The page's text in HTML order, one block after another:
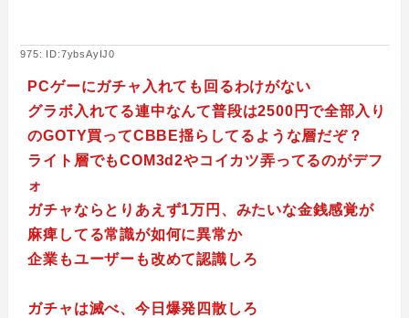
975: ID:7ybsAyIJ0
PCゲーにガチャ入れても回るわけがない
グラボ入れてる連中なんて普段は2500円で全部入り
のGOTY買ってCBBE揺らしてるような層だぞ？
ライト層でもCOM3d2やコイカツ弄ってるのがデフ
ォ
ガチャならとりあえず1万円、みたいな金銭感覚が
麻痺してる常識が如何に異常か
企業もユーザーも改めて認識しろ
ガチャは滅べ、今日爆発四散しろ